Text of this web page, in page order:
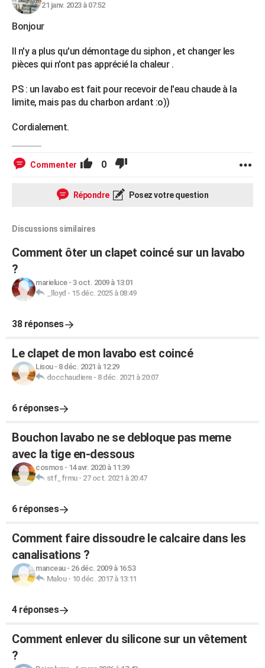
21 janv. 2023 à 07:52
Bonjour
Il n'y a plus qu'un démontage du siphon , et changer les
pièces qui n'ont pas apprécié la chaleur .
PS : un lavabo est fait pour recevoir de l'eau chaude à la
limite, mais pas du charbon ardant :o))
Cordialement.
Commenter 0
Répondre Posez votre question
Discussions similaires
Comment ôter un clapet coincé sur un lavabo
?
marieluce- 3 oct. 2009 à 13:01
_lloyd - 15 déc. 2025 à 08:49
38 réponses
Le clapet de mon lavabo est coincé
Lisou- 8 déc. 2021 à 12:29
docchaudiere- 8 déc. 2021 à 20:07
6 réponses
Bouchon lavabo ne se debloque pas meme
avec la tige en-dessous
cosmos- 14 avr. 2020 à 11:39
stf_frmu- 27 oct. 2021 à 20:47
6 réponses
Comment faire dissoudre le calcaire dans les
canalisations ?
manceau- 26 déc. 2009 à 16:53
Malou- 10 déc. 2017 à 13:11
4 réponses
Comment enlever du silicone sur un vêtement
?